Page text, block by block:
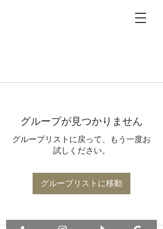
グループが見つかりません
グループリストに戻って、もう一度お
試しください。
グループリストに移動